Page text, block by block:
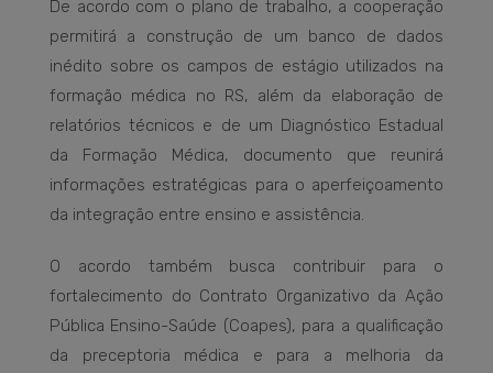
De acordo com o plano de trabalho, a cooperação
permitirá a construção de um banco de dados
inédito sobre os campos de estágio utilizados na
formação médica no RS, além da elaboração de
relatórios técnicos e de um Diagnóstico Estadual
da Formação Médica, documento que reunirá
informações estratégicas para o aperfeiçoamento
da integração entre ensino e assistência.
O acordo também busca contribuir para o
fortalecimento do Contrato Organizativo da Ação
Pública Ensino-Saúde (Coapes), para a qualificação
da preceptoria médica e para a melhoria da